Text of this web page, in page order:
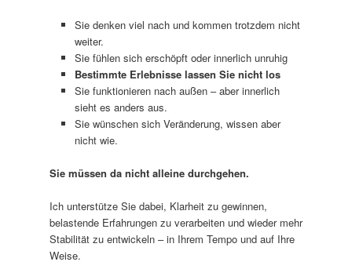
Sie denken viel nach und kommen trotzdem nicht
weiter.
Sie fühlen sich erschöpft oder innerlich unruhig
Bestimmte Erlebnisse lassen Sie nicht los
Sie funktionieren nach außen – aber innerlich
sieht es anders aus.
Sie wünschen sich Veränderung, wissen aber
nicht wie.
Sie müssen da nicht alleine durchgehen.
Ich unterstütze Sie dabei, Klarheit zu gewinnen,
belastende Erfahrungen zu verarbeiten und wieder mehr
Stabilität zu entwickeln – in Ihrem Tempo und auf Ihre
Weise.